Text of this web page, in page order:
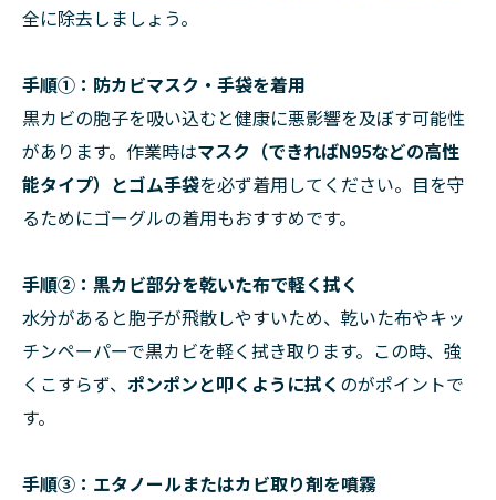
全に除去しましょう。
手順①：防カビマスク・手袋を着用
黒カビの胞子を吸い込むと健康に悪影響を及ぼす可能性
があります。作業時はマスク（できればN95などの高性
能タイプ） とゴム手袋を必ず着用してください。目を守
るためにゴーグルの着用もおすすめです。
手順②：黒カビ部分を乾いた布で軽く拭く
水分があると胞子が飛散しやすいため、乾いた布やキッ
チンペーパーで黒カビを軽く拭き取ります。この時、強
くこすらず、 ポンポンと叩くように拭く のがポイントで
す。
手順③：エタノールまたはカビ取り剤を噴霧